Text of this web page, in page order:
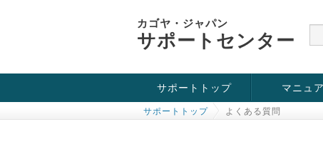
カゴヤ・ジャパン
サポートセンター
サポートトップ
お役立ち情報
チュートリアル
障害・メンテナンス情報
マニュ
サポートトップ よくある質問